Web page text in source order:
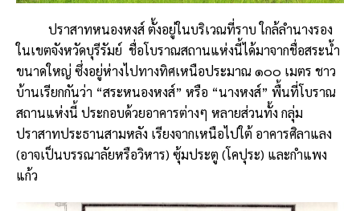
ปราสาทหนองหงส์ ตั้งอยู่ในบริเวณที่ราบ ใกล้ลำนางรอง
ในเขตจังหวัดบุรีรัมย์ ชื่อโบราณสถานแห่งนี้ได้มาจากชื่อสระน้ำ
ขนาดใหญ่ ซึ่งอยู่ห่างไปทางทิศเหนือประมาณ ๑๐๐ เมตร ชาว
บ้านเรียกกันว่า “สระหนองหงส์” หรือ “นางหงส์” พื้นที่โบราณ
สถานแห่งนี้ ประกอบด้วยอาคารต่างๆ หลายส่วนทั้ง กลุ่ม
ปราสาทประธานสามหลัง เรียงจากเหนือไปใต้ อาคารศิลาแลง
(อาจเป็นบรรณาลัยหรือวิหาร) ซุ้มประตู (โคปุระ) และกำแพง
แก้ว